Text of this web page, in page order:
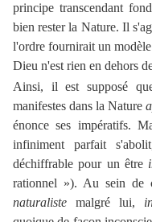
principe transcendant
bien rester la Nature. Il
l'ordre fournirait un
Dieu n'est rien en dehors
Ainsi, il est supposé
manifestes dans la Nature
énonce ses impératifs.
infiniment parfait
déchiffrable pour un être
rationnel »). Au sein de
naturaliste malgré lui,